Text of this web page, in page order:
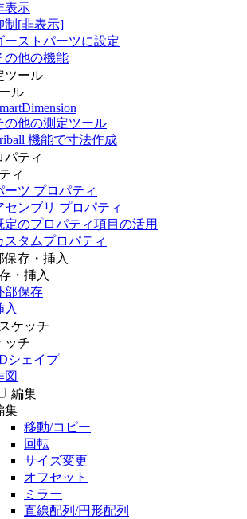
表示
制[非表示]
ーストパーツに設定
の他の機能
ツール
ル
の他の測定ツール
機能で寸法作成
パティ
ィ
ーツ プロパティ
センブリ プロパティ
定のプロパティ項目の活用
スタムプロパティ
保存・挿入
・挿入
部保存
入
ケッチ
ッチ
シェイプ
図
編集
集
移動/コピー
回転
サイズ変更
オフセット
ミラー
直線配列/円形配列